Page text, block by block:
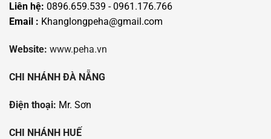
Liên hệ: 0896.659.539 - 0961.176.766
Email : Khanglongpeha@gmail.com
Website: www.peha.vn
CHI NHÁNH ĐÀ NẴNG
Điện thoại: Mr. Sơn
CHI NHÁNH HUẾ